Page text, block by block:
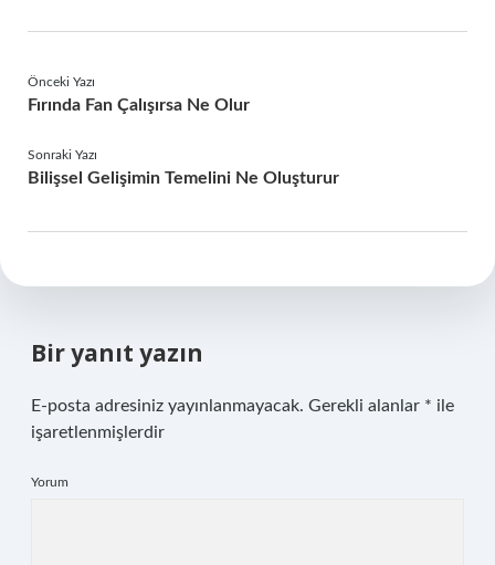
Önceki Yazı
Fırında Fan Çalışırsa Ne Olur
Sonraki Yazı
Bilişsel Gelişimin Temelini Ne Oluşturur
Bir yanıt yazın
E-posta adresiniz yayınlanmayacak. Gerekli alanlar * ile
işaretlenmişlerdir
Yorum